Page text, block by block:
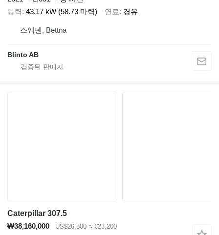
동력 43.17 kW (58.73 마력) 연료 경유
스웨덴, Bettna
Blinto AB
Caterpillar 307.5
₩38,160,000
US$26,800 ≈ €23,200